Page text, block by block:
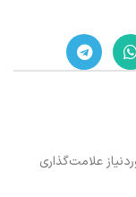
علامت‌گذاری